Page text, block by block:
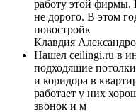
работу этой фирмы.
не дорого. В этом
новостройк
Клавдия
Нашел ceilingi.ru в
подходящие
и коридора в
работает у них
звонок и м